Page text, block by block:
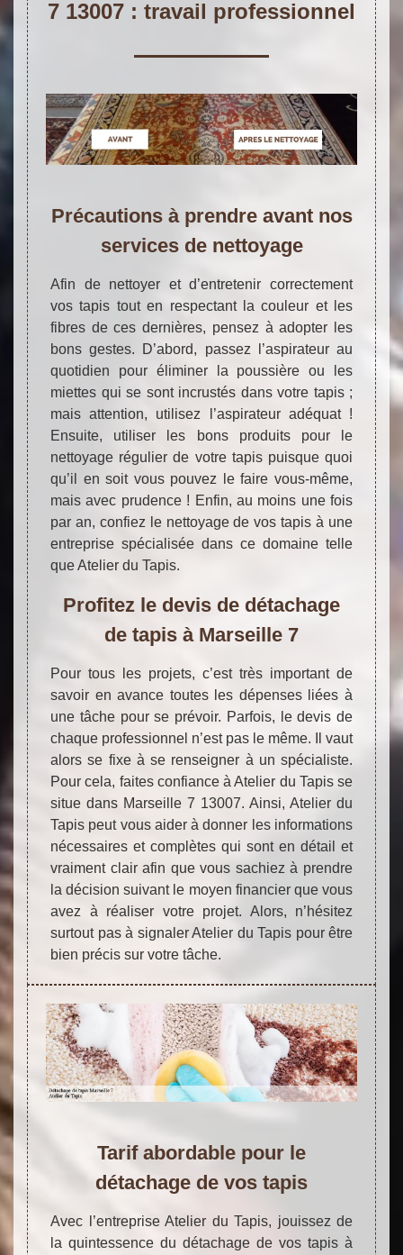
7 13007 : travail professionnel
Précautions à prendre avant nos
services de nettoyage
Afin de nettoyer et d’entretenir correctement
vos tapis tout en respectant la couleur et les
fibres de ces dernières, pensez à adopter les
bons gestes. D’abord, passez l’aspirateur au
quotidien pour éliminer la poussière ou les
miettes qui se sont incrustés dans votre tapis ;
mais attention, utilisez l’aspirateur adéquat !
Ensuite, utiliser les bons produits pour le
nettoyage régulier de votre tapis puisque quoi
qu’il en soit vous pouvez le faire vous-même,
mais avec prudence ! Enfin, au moins une fois
par an, confiez le nettoyage de vos tapis à une
entreprise spécialisée dans ce domaine telle
que Atelier du Tapis.
Profitez le devis de détachage
de tapis à Marseille 7
Pour tous les projets, c’est très important de
savoir en avance toutes les dépenses liées à
une tâche pour se prévoir. Parfois, le devis de
chaque professionnel n’est pas le même. Il vaut
alors se fixe à se renseigner à un spécialiste.
Pour cela, faites confiance à Atelier du Tapis se
situe dans Marseille 7 13007. Ainsi, Atelier du
Tapis peut vous aider à donner les informations
nécessaires et complètes qui sont en détail et
vraiment clair afin que vous sachiez à prendre
la décision suivant le moyen financier que vous
avez à réaliser votre projet. Alors, n’hésitez
surtout pas à signaler Atelier du Tapis pour être
bien précis sur votre tâche.
Tarif abordable pour le
détachage de vos tapis
Avec l’entreprise Atelier du Tapis, jouissez de
la quintessence du détachage de vos tapis à